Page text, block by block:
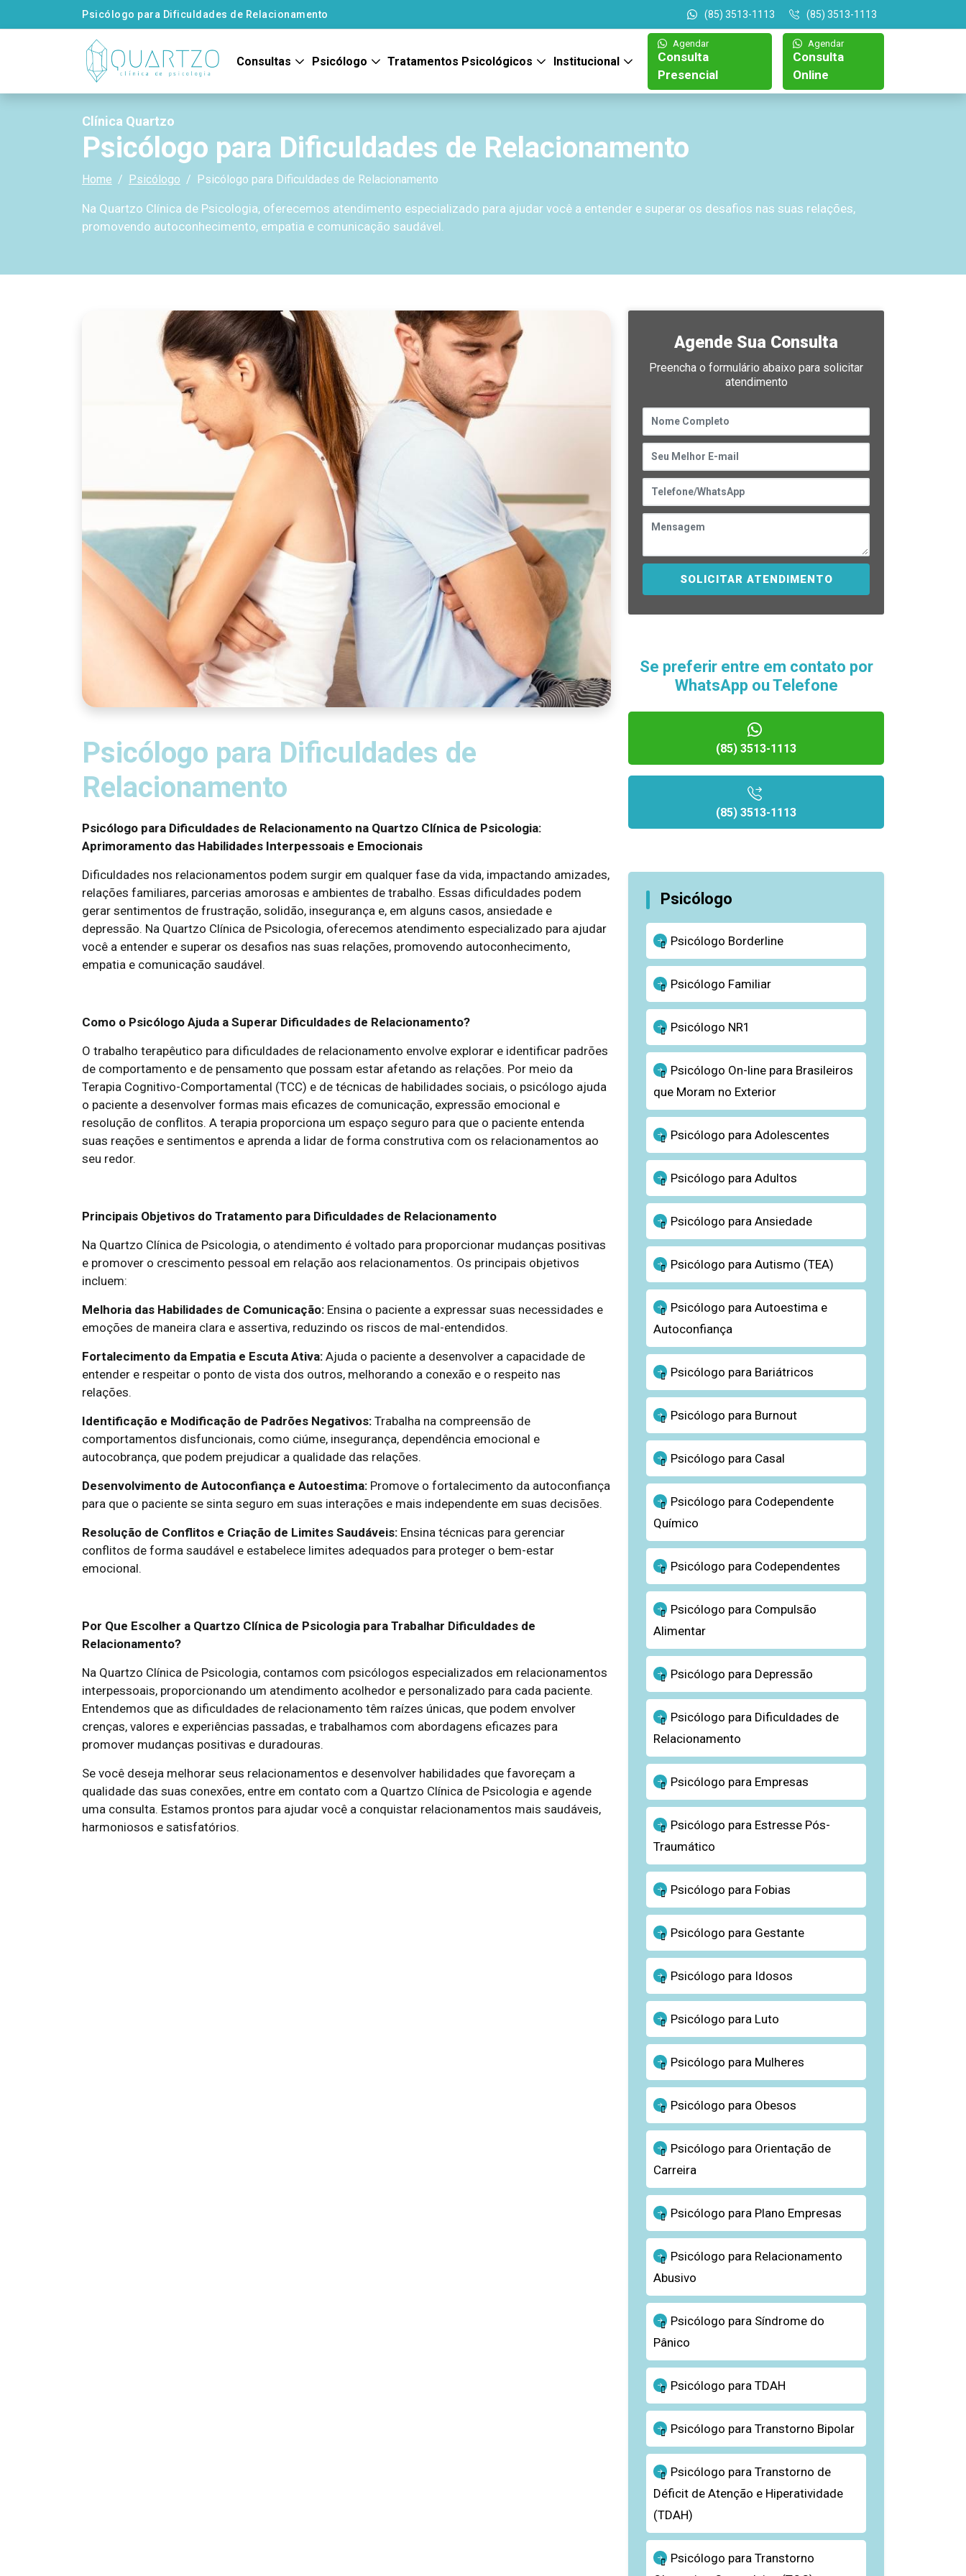
Psicólogo para Dificuldades de Relacionamento (85) 3513-1113
(85) 3513-1113
Agendar
Consulta
Presencial
Agendar
Consulta
Online
Consultas Psicólogo Tratamentos Psicológicos Institucional
Clínica Quartzo
Psicólogo para Dificuldades de Relacionamento
Home Psicólogo Psicólogo para Dificuldades de Relacionamento
Na Quartzo Clínica de Psicologia, oferecemos atendimento especializado para ajudar você a entender e superar os desafios nas suas relações,
promovendo autoconhecimento, empatia e comunicação saudável.
Psicólogo para Dificuldades de
Relacionamento
Psicólogo para Dificuldades de Relacionamento na Quartzo Clínica de Psicologia:
Aprimoramento das Habilidades Interpessoais e Emocionais
Dificuldades nos relacionamentos podem surgir em qualquer fase da vida, impactando amizades,
relações familiares, parcerias amorosas e ambientes de trabalho. Essas dificuldades podem
gerar sentimentos de frustração, solidão, insegurança e, em alguns casos, ansiedade e
depressão. Na Quartzo Clínica de Psicologia, oferecemos atendimento especializado para ajudar
você a entender e superar os desafios nas suas relações, promovendo autoconhecimento,
empatia e comunicação saudável.
Como o Psicólogo Ajuda a Superar Dificuldades de Relacionamento?
O trabalho terapêutico para dificuldades de relacionamento envolve explorar e identificar padrões
de comportamento e de pensamento que possam estar afetando as relações. Por meio da
Terapia Cognitivo-Comportamental (TCC) e de técnicas de habilidades sociais, o psicólogo ajuda
o paciente a desenvolver formas mais eficazes de comunicação, expressão emocional e
resolução de conflitos. A terapia proporciona um espaço seguro para que o paciente entenda
suas reações e sentimentos e aprenda a lidar de forma construtiva com os relacionamentos ao
seu redor.
Principais Objetivos do Tratamento para Dificuldades de Relacionamento
Na Quartzo Clínica de Psicologia, o atendimento é voltado para proporcionar mudanças positivas
e promover o crescimento pessoal em relação aos relacionamentos. Os principais objetivos
incluem:
Melhoria das Habilidades de Comunicação: Ensina o paciente a expressar suas necessidades e
emoções de maneira clara e assertiva, reduzindo os riscos de mal-entendidos.
Fortalecimento da Empatia e Escuta Ativa: Ajuda o paciente a desenvolver a capacidade de
entender e respeitar o ponto de vista dos outros, melhorando a conexão e o respeito nas
relações.
Identificação e Modificação de Padrões Negativos: Trabalha na compreensão de
comportamentos disfuncionais, como ciúme, insegurança, dependência emocional e
autocobrança, que podem prejudicar a qualidade das relações.
Desenvolvimento de Autoconfiança e Autoestima: Promove o fortalecimento da autoconfiança
para que o paciente se sinta seguro em suas interações e mais independente em suas decisões.
Resolução de Conflitos e Criação de Limites Saudáveis: Ensina técnicas para gerenciar
conflitos de forma saudável e estabelece limites adequados para proteger o bem-estar
emocional.
Por Que Escolher a Quartzo Clínica de Psicologia para Trabalhar Dificuldades de
Relacionamento?
Na Quartzo Clínica de Psicologia, contamos com psicólogos especializados em relacionamentos
interpessoais, proporcionando um atendimento acolhedor e personalizado para cada paciente.
Entendemos que as dificuldades de relacionamento têm raízes únicas, que podem envolver
crenças, valores e experiências passadas, e trabalhamos com abordagens eficazes para
promover mudanças positivas e duradouras.
Se você deseja melhorar seus relacionamentos e desenvolver habilidades que favoreçam a
qualidade das suas conexões, entre em contato com a Quartzo Clínica de Psicologia e agende
uma consulta. Estamos prontos para ajudar você a conquistar relacionamentos mais saudáveis,
harmoniosos e satisfatórios.
Agende Sua Consulta
Preencha o formulário abaixo para solicitar
atendimento
SOLICITAR ATENDIMENTO
Se preferir entre em contato por
WhatsApp ou Telefone
(85) 3513-1113
(85) 3513-1113
Psicólogo
Psicólogo Borderline
Psicólogo Familiar
Psicólogo NR1
Psicólogo On-line para Brasileiros
que Moram no Exterior
Psicólogo para Adolescentes
Psicólogo para Adultos
Psicólogo para Ansiedade
Psicólogo para Autismo (TEA)
Psicólogo para Autoestima e
Autoconfiança
Psicólogo para Bariátricos
Psicólogo para Burnout
Psicólogo para Casal
Psicólogo para Codependente
Químico
Psicólogo para Codependentes
Psicólogo para Compulsão
Alimentar
Psicólogo para Depressão
Psicólogo para Dificuldades de
Relacionamento
Psicólogo para Empresas
Psicólogo para Estresse Pós-
Traumático
Psicólogo para Fobias
Psicólogo para Gestante
Psicólogo para Idosos
Psicólogo para Luto
Psicólogo para Mulheres
Psicólogo para Obesos
Psicólogo para Orientação de
Carreira
Psicólogo para Plano Empresas
Psicólogo para Relacionamento
Abusivo
Psicólogo para Síndrome do
Pânico
Psicólogo para TDAH
Psicólogo para Transtorno Bipolar
Psicólogo para Transtorno de
Déficit de Atenção e Hiperatividade
(TDAH)
Psicólogo para Transtorno